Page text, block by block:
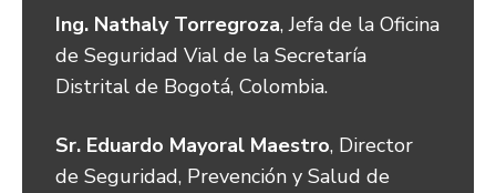
Ing. Nathaly Torregroza, Jefa de la Oficina
de Seguridad Vial de la Secretaría
Distrital de Bogotá, Colombia.
Sr. Eduardo Mayoral Maestro, Director
de Seguridad, Prevención y Salud de